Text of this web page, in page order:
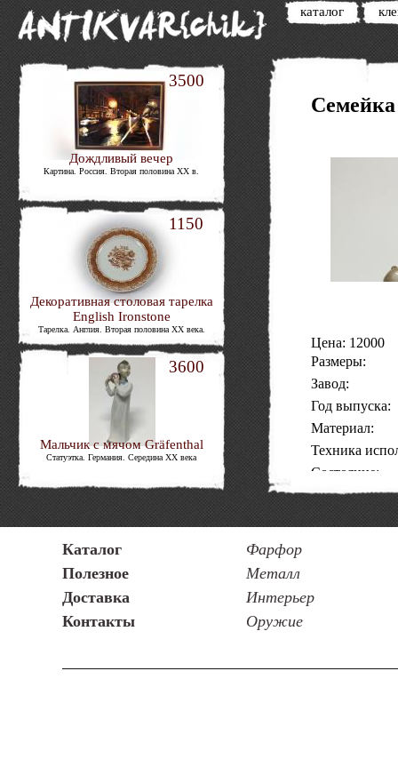
каталог
Цена: 12000
Размеры:
Завод:
Год выпуска:
Материал:
Техника
Состояние:
Код товара:
3500
Дождливый вечер
Картина. Россия. Вторая половина ΧΧ в.
1150
Декоративная столовая тарелка
English Ironstone
Тарелка. Англия. Вторая половина XX века.
3600
Мальчик с мячом Gräfenthal
Статуэтка. Германия. Середина XX века
Каталог
Полезное
Доставка
Контакты
Фарфор
Металл
Интерьер
Оружие